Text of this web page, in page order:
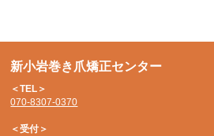
新小岩巻き爪矯正センター
＜TEL＞
070-8307-0370
＜受付＞